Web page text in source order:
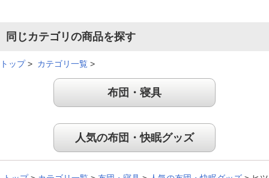
思議な感覚で気持ちがとても良いです。寝坊しないように気を
今まで色んな枕を試しましたが、この枕
は本当に最高！
同じカテゴリの商品を探す
トップ> カテゴリ一覧 >
布団・寝具
人気の布団・快眠グッズ